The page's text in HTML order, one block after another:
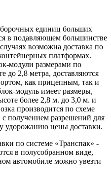
единиц больших
в подавляющем большинстве
возможна доставка по
платформах.
модули размерами по
до 2,8 метра, доставляются
как прицепным, так и
модуль имеет размеры,
более 2,8 м. до 3,0 м. и
производится по схеме
с получением разрешений для
удорожанию цены доставки.
по системе «Транспак» -
в полусобранном виде,
автомобиле можно увезти